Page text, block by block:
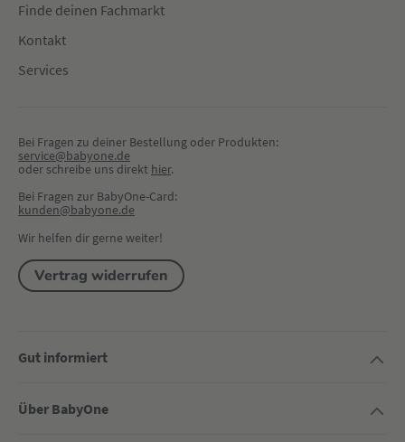
Finde deinen Fachmarkt
Kontakt
Services
Bei Fragen zu deiner Bestellung oder Produkten:
service@babyone.de
oder schreibe uns direkt hier.
Bei Fragen zur BabyOne-Card:
kunden@babyone.de
Wir helfen dir gerne weiter!
Vertrag widerrufen
Gut informiert
Über BabyOne